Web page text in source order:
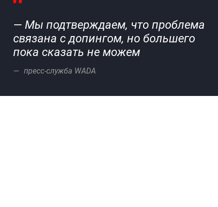
— Мы подтверждаем, что проблема
связана с допингом, но большего
пока сказать не можем
пресс-служба WADA